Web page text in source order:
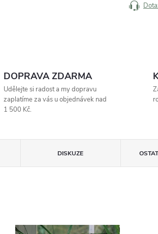
DOPRAVA ZDARMA
Udělejte si radost a my dopravu
zaplatíme za vás u objednávek nad
1 500 Kč.
DISKUZE